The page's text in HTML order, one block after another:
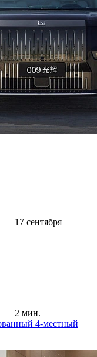
17 сентября
2 мин.
4-местный